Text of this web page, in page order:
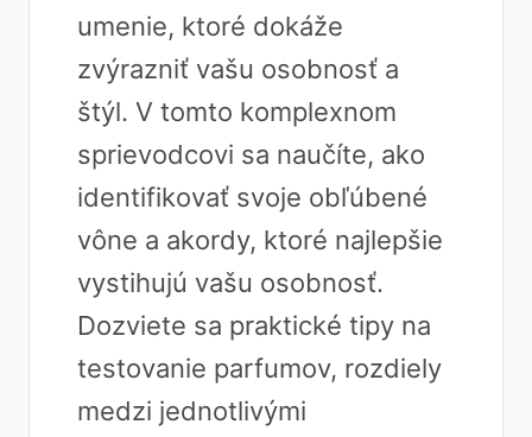
umenie, ktoré dokáže
zvýrazniť vašu osobnosť a
štýl. V tomto komplexnom
sprievodcovi sa naučíte, ako
identifikovať svoje obľúbené
vône a akordy, ktoré najlepšie
vystihujú vašu osobnosť.
Dozviete sa praktické tipy na
testovanie parfumov, rozdiely
medzi jednotlivými